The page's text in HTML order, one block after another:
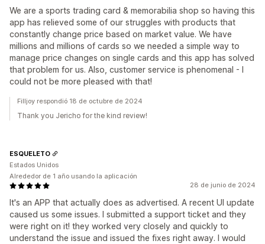
We are a sports trading card & memorabilia shop so having this
app has relieved some of our struggles with products that
constantly change price based on market value. We have
millions and millions of cards so we needed a simple way to
manage price changes on single cards and this app has solved
that problem for us. Also, customer service is phenomenal - I
could not be more pleased with that!
Filljoy respondió 18 de octubre de 2024
Thank you Jericho for the kind review!
28 de junio de 2024
It's an APP that actually does as advertised. A recent UI update
caused us some issues. I submitted a support ticket and they
were right on it! they worked very closely and quickly to
understand the issue and issued the fixes right away. I would
ESQUELETO
Estados Unidos
Alrededor de 1 año usando la aplicación